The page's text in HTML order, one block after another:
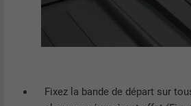
Fixez la bande de départ sur